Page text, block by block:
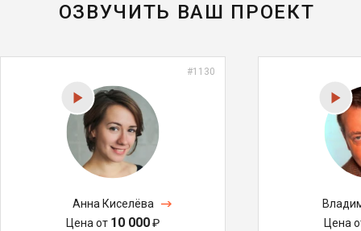
ОЗВУЧИТЬ ВАШ ПРОЕКТ
#1130
Анна Киселёва
Цена от 10 000₽
Цена